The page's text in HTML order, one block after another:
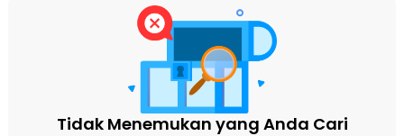
Tidak Menemukan yang Anda Cari